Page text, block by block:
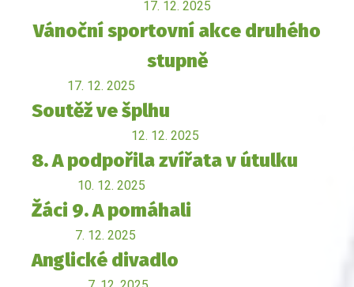
17. 12. 2025
Vánoční sportovní akce druhého
stupně
17. 12. 2025
Soutěž ve šplhu
12. 12. 2025
8. A podpořila zvířata v útulku
10. 12. 2025
Žáci 9. A pomáhali
7. 12. 2025
Anglické divadlo